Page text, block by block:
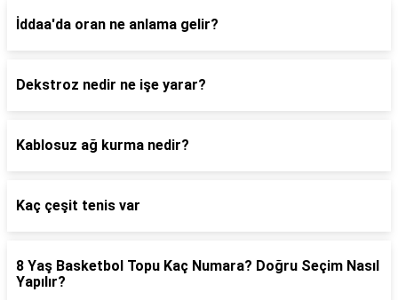
İddaa'da oran ne anlama gelir?
Dekstroz nedir ne işe yarar?
Kablosuz ağ kurma nedir?
Kaç çeşit tenis var
8 Yaş Basketbol Topu Kaç Numara? Doğru Seçim Nasıl
Yapılır?